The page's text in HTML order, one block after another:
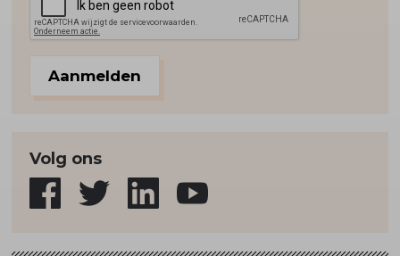
Aanmelden
Volg ons